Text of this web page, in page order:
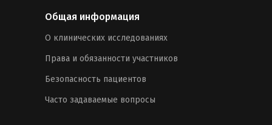
Общая информация
О клинических исследованиях
Права и обязанности участников
Безопасность пациентов
Часто задаваемые вопросы